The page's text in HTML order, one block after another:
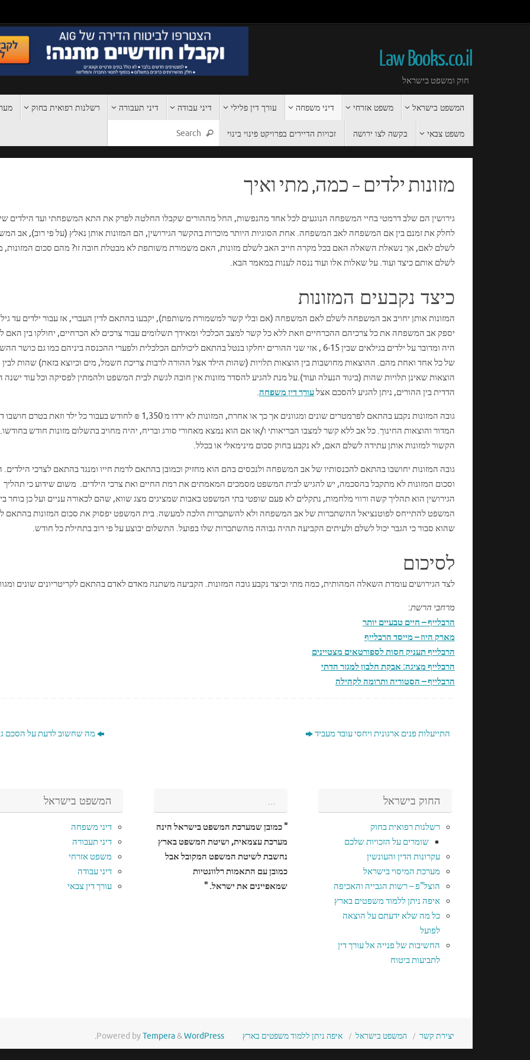
Law Books.co.il
חוק ומשפט בישראל
המשפט בישראל משפט אזרחי דיני משפחה עורך דין פלילי דיני עבודה דיני תעבורה רשלנות רפואית בחוק
משפט צבאי בקשה לצו ירושה זכויות הדיירים בפרויקט פינוי בינוי
מזונות ילדים – כמה, מתי ואיך
גירושין הם שלב דרמטי בחיי המשפחה הנוגעים לכל אחד מהנפשות, החל מההורים שקבלו החלטה לפרק את התא המשפחתי ועד הילדים
לחלק את זמנם בין אם המשפחה לאב המשפחה. אחת הסוגיות היותר מוכרות בהקשר הגירושין, הם המזונות אותן נאלץ (על פי רוב), אב
לשלם לאם, אך נשאלת השאלה האם בכל מקרה חייב האב לשלם מזונות, האם משמורת משותפת לא מבטלת חובה זו? מהם סכום המזונות,
לשלם אותם כיצד ועוד. על שאלות אלו ועוד ננסה לענות במאמר הבא.
כיצד נקבעים המזונות
יספק אב המשפחה את כל צרכיהם ההכרחיים וזאת ללא כל קשר למצב הכלכלי ומאידך תשלומים עבור צרכים לא הכרחיים, יחולקו בין האם
היה ומדובר על ילדים בגילאים שבין 6-15 , אזי שני ההורים יחלקו בנטל בהתאם ליכולתם הכלכלית ולפערי ההכנסה ביניהם כמו גם כושר
של כל אחד ואחת מהם. ההוצאות מחושבות בין הוצאות תלויות (שהות הילד אצל ההורה לרבות צריכת חשמל, מים וכיוצא בזאת) שהות לבין
הוצאות שאינן תלויות שהות (ביגוד הנעלה ועוד).על מנת להגיע להסדר מזונות אין חובה לגשת לבית המשפט ולהמתין לפסיקה וכל עוד
הדדית בין ההורים, ניתן להגיע להסכם אצלעורך דין משפחה.
גובה המזונות נקבע בהתאם לפרמטרים שונים ומגוונים אך כך או אחרת, המזונות לא ירדו מ 1,350 ₪ לחודש בעבור כל ילד וזאת בטרם
המדור והוצאות החינוך. כל אב ללא קשר למצבו הבריאותי ו/או אם הוא נמצא מאחורי סורג ובריח, יהיה מחויב בתשלום מזונות חודש
הקשור למזונות אותן עתידה לשלם האם, לא נקבע בחוק סכום מינימאלי או בכלל.
גובה המזונות יחושבו בהתאם להכנסותיו של אב המשפחה ולנכסים בהם הוא מחזיק וכמובן בהתאם לרמת חייו ומנגד בהתאם לצרכי הילדים.
וסכום המזונות לא מתקבל בהסכמה, יש להגיש לבית המשפט מסמכים המאמתים את רמת החיים ואת צרכי הילדים. משום שידוע כי תהליך
הגירושין הוא תהליך קשה ורווי מלחמות, נתקלים לא פעם שופטי בתי המשפט באבות שמציגים מצג שווא, שהם לכאורה עניים ועל כן בוחר
המשפט להתייחס לפוטנציאל ההשתכרות של אב המשפחה ולא להשתכרות הלכה למעשה. בית המשפט יפסוק את סכום המזונות בהתאם
שהוא סבור כי הגבר יכול לשלם ולעיתים הקביעה תהיה גבוהה מהשתכרות שלו בפועל. התשלום יבוצע על פי רוב בתחילת כל חודש.
לסיכום
לצד הגירושים עומדת השאלה המהותית, כמה מתי וכיצד נקבע גובה המזונות. הקביעה משתנה מאדם לאדם בהתאם לקריטריונים שונים
מרחבי הרשת:
הרבלייף – חיים טבעיים יותר
מארק היוז – מייסד הרבלייף
הרבלייף תעניק חסות לספורטאים מצטיינים
הרבלייף מציגה: אבקת חלבון למגזר הדתי
הרבלייף – הסטוריה ותרומה לקהילה
מה שחשוב לדעת על הסכם התייעלות פנים ארגונית ויחסי עובד מעביד
המשפט בישראל
דיני משפחה
דיני תעבורה
משפט אזרחי
דיני עבודה
עורך דין צבאי
…
" כמובן שמערכת המשפט בישראל הינה
מערכת עצמאית, ושיטת המשפט בארץ
נחשבת לשיטת המשפט המקובל אבל
כמובן עם התאמות רלוונטיות
שמאפיינים את ישראל. "
החוק בישראל
רשלנות רפואית בחוק
שומרים על הזכויות שלכם
עקרונות הדין והעונשין
מערכת המיסוי בישראל
הוצל"פ – רשות הגבייה והאכיפה
איפה ניתן ללמוד משפטים בארץ
כל מה שלא ידעתם על הוצאה
לפועל
החשיבות של פנייה אל עורך דין
לתביעות ביטוח
יצירת קשר המשפט בישראל איפה ניתן ללמוד משפטים בארץ Powered byTempera&WordPress.